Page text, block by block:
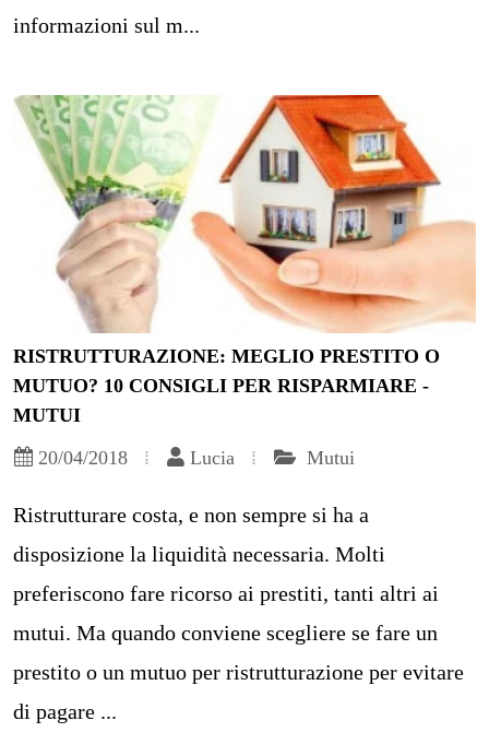
informazioni sul m...
RISTRUTTURAZIONE: MEGLIO PRESTITO O
MUTUO? 10 CONSIGLI PER RISPARMIARE -
MUTUI
20/04/2018
Lucia Mutui
Ristrutturare costa, e non sempre si ha a
disposizione la liquidità necessaria. Molti
preferiscono fare ricorso ai prestiti, tanti altri ai
mutui. Ma quando conviene scegliere se fare un
prestito o un mutuo per ristrutturazione per evitare
di pagare ...